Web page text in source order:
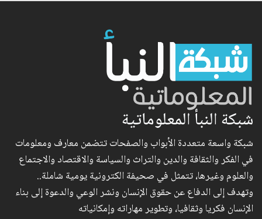
شبكة النبأ المعلوماتية
شبكة واسعة متعددة الأبواب والصفحات تتضمن معارف ومعلومات
في الفكر والثقافة والدين والتراث والسياسة والاقتصاد والاجتماع
والعلوم وغيرها، تتمثل في صحيفة الكترونية يومية شاملة..
وتهدف إلى الدفاع عن حقوق الإنسان ونشر الوعي والدعوة إلى بناء
الإنسان فكريا وثقافيا، وتطوير مهاراته وإمكانياته